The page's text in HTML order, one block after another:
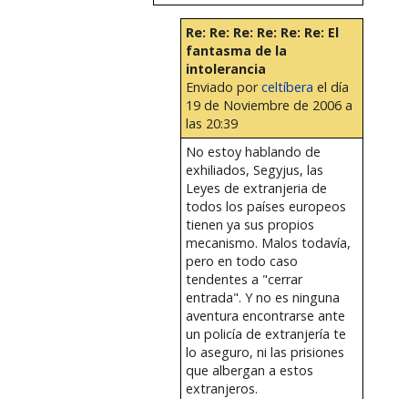
Re: Re: Re: Re: Re: Re: El
fantasma de la
intolerancia
Enviado porceltíbera el día
19 de Noviembre de 2006 a
las 20:39
No estoy hablando de
exhiliados, Segyjus, las
Leyes de extranjeria de
todos los países europeos
tienen ya sus propios
mecanismo. Malos todavía,
pero en todo caso
tendentes a "cerrar
entrada". Y no es ninguna
aventura encontrarse ante
un policía de extranjería te
lo aseguro, ni las prisiones
que albergan a estos
extranjeros.